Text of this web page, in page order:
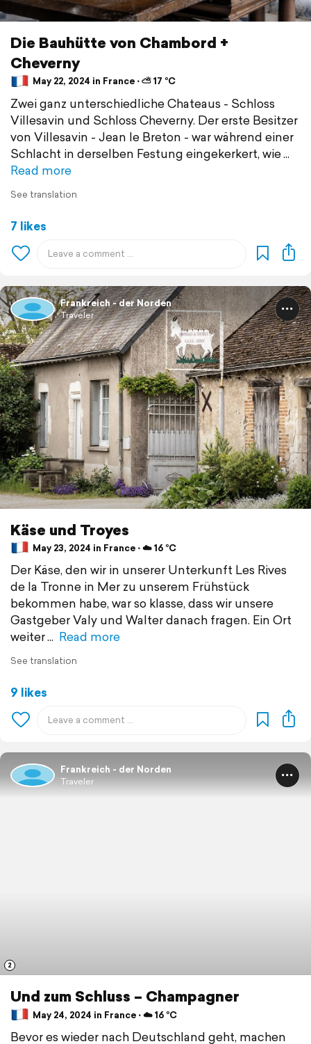
Die Bauhütte von Chambord +
Cheverny
May 22, 2024 in France ⋅ ⛅ 17 °C
Zwei ganz unterschiedliche Chateaus - Schloss
Villesavin und Schloss Cheverny. Der erste Besitzer
von Villesavin - Jean le Breton - war während einer
Schlacht in derselben Festung eingekerkert, wie
Read more
See translation
7 likes
Frankreich - der Norden
Traveler
Käse und Troyes
May 23, 2024 in France ⋅ ☁️ 16 °C
Der Käse, den wir in unserer Unterkunft Les Rives
de la Tronne in Mer zu unserem Frühstück
bekommen habe, war so klasse, dass wir unsere
Gastgeber Valy und Walter danach fragen. Ein Ort
weiter
Read more
See translation
9 likes
Frankreich - der Norden
Traveler
2
Und zum Schluss – Champagner
May 24, 2024 in France ⋅ ☁️ 16 °C
Bevor es wieder nach Deutschland geht, machen